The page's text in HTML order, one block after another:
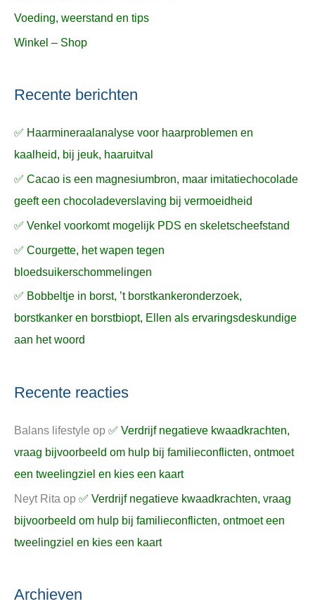
Voeding, weerstand en tips
Winkel – Shop
Recente berichten
✅ Haarmineraalanalyse voor haarproblemen en
kaalheid, bij jeuk, haaruitval
✅ Cacao is een magnesiumbron, maar imitatiechocolade
geeft een chocoladeverslaving bij vermoeidheid
✅ Venkel voorkomt mogelijk PDS en skeletscheefstand
✅ Courgette, het wapen tegen
bloedsuikerschommelingen
✅ Bobbeltje in borst, ’t borstkankeronderzoek,
borstkanker en borstbiopt, Ellen als ervaringsdeskundige
aan het woord
Recente reacties
Balans lifestyle op ✅ Verdrijf negatieve kwaadkrachten,
vraag bijvoorbeeld om hulp bij familieconflicten, ontmoet
een tweelingziel en kies een kaart
Neyt Rita op ✅ Verdrijf negatieve kwaadkrachten, vraag
bijvoorbeeld om hulp bij familieconflicten, ontmoet een
tweelingziel en kies een kaart
Archieven